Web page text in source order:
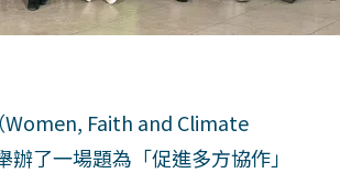
Women, Faith and Climate
了一場題為「促進多方協作」